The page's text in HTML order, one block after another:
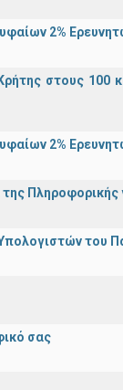
2%
στους 100
2%
Πληροφορικής
του
σας